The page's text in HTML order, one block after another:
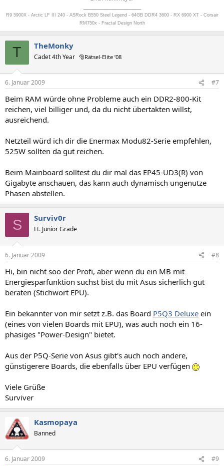
R9 5900X - Arctic LF III 240 - ASRock B550 Steel Legend - 64GB DDR4 3600 - RX 6900 XT - Corsair
RM750x - Fractal Design North
T TheMonky
Cadet 4th Year 🎅Rätsel-Elite ’08
6. Januar 2009 #7
Beim RAM würde ohne Probleme auch ein DDR2-800-Kit
reichen, viel billiger und, da du nicht übertakten willst,
ausreichend.
Netzteil würd ich dir die Enermax Modu82-Serie empfehlen,
525W sollten da gut reichen.
Beim Mainboard solltest du dir mal das EP45-UD3(R) von
Gigabyte anschauen, das kann auch dynamisch ungenutze
Phasen abstellen.
S Surviv0r
Lt. Junior Grade
6. Januar 2009 #8
Hi, bin nicht soo der Profi, aber wenn du ein MB mit
Energiesparfunktion suchst bist du mit Asus sicherlich gut
beraten (Stichwort EPU).
Ein bekannter von mir setzt z.B. das Board P5Q3 Deluxe ein
(eines von vielen Boards mit EPU), was auch noch ein 16-
phasiges "Power-Design" bietet.
Aus der P5Q-Serie von Asus gibt's auch noch andere,
günstigerere Boards, die ebenfalls über EPU verfügen
Viele Grüße
Surviver
Kasmopaya
Banned
6. Januar 2009 #9